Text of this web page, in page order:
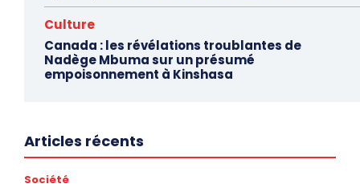
Culture
Canada : les révélations troublantes de
Nadège Mbuma sur un présumé
empoisonnement à Kinshasa
Articles récents
Société